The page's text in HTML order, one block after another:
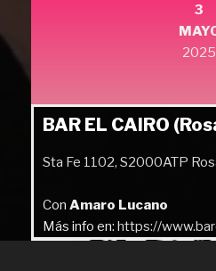
3
2025
BAR EL CAIRO
Sta Fe 1102, S2000ATP
Con Amaro Lucano
Más info en: https://